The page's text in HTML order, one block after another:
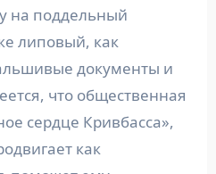
на поддельный
липовый, как
документы и
что общественная
сердце Кривбасса»,
как